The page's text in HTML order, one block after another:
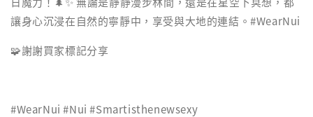
讓身心沉浸在自然的寧靜中，享受與大地的連結。#WearNui
🧩謝謝買家標記分享
#WearNui #Nui #Smartisthenewsexy